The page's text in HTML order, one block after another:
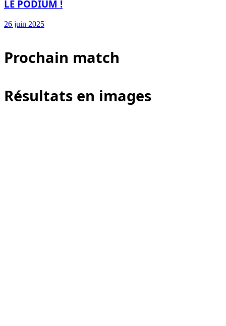
LE PODIUM !
26 juin 2025
Prochain match
Résultats en images